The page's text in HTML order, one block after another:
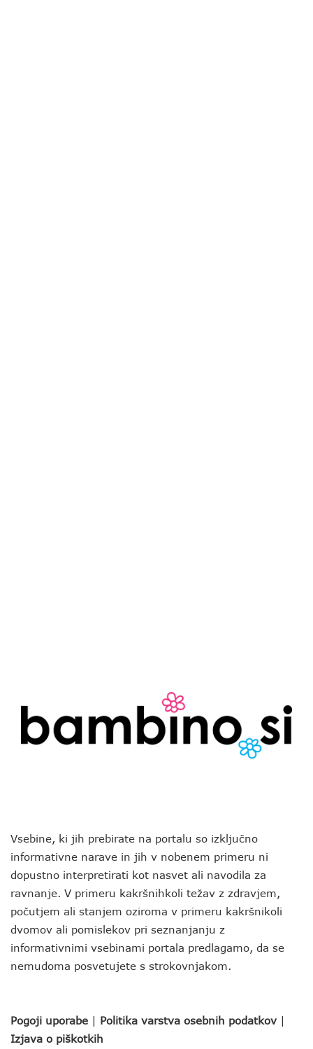
Vsebine, ki jih prebirate na portalu so izključno
informativne narave in jih v nobenem primeru ni
dopustno interpretirati kot nasvet ali navodila za
ravnanje. V primeru kakršnihkoli težav z zdravjem,
počutjem ali stanjem oziroma v primeru kakršnikoli
dvomov ali pomislekov pri seznanjanju z
informativnimi vsebinami portala predlagamo, da se
nemudoma posvetujete s strokovnjakom.
Pogoji uporabe | Politika varstva osebnih podatkov |
Izjava o piškotkih